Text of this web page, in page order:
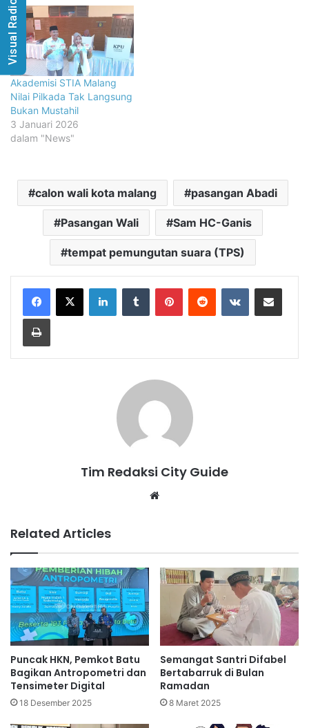
Akademisi STIA Malang
Nilai Pilkada Tak Langsung
Bukan Mustahil
3 Januari 2026
dalam "News"
calon wali kota malang pasangan Abadi
Pasangan Wali Sam HC-Ganis
tempat pemungutan suara (TPS)
LinkedInTumblr PinterestReddit VKontakteShare via Email
Print
Tim Redaksi City Guide
Related Articles
Puncak HKN, Pemkot Batu
Bagikan Antropometri dan
Tensimeter Digital
18 Desember 2025
Semangat Santri Difabel
Bertabarruk di Bulan
Ramadan
8 Maret 2025
Visual Radio